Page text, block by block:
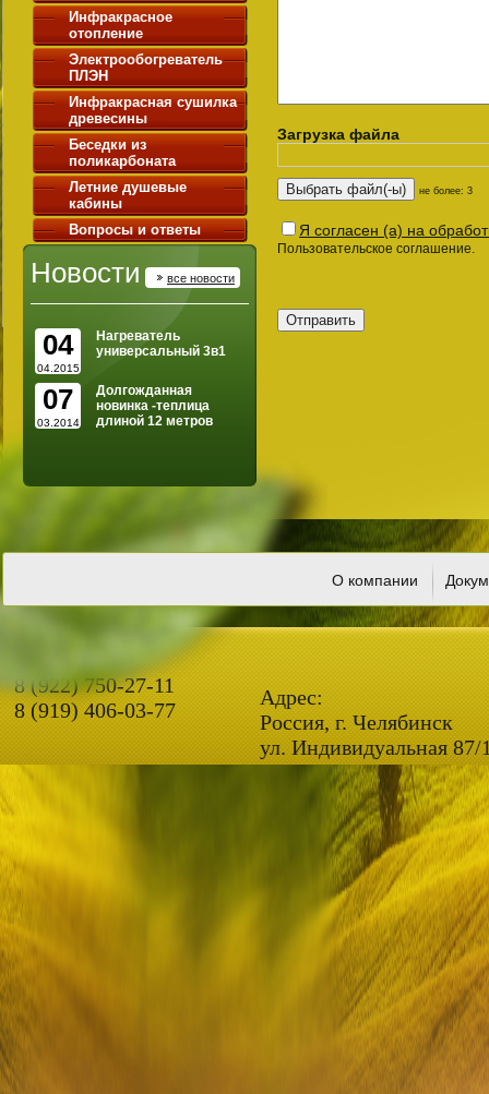
Инфракрасное
отопление
Электрообогреватель
ПЛЭH
Инфракрасная сушилка
древесины
Беседки из
поликарбоната
Летние душевые
кабины
Вопросы и ответы
Новости все новости
04
04.2015
Нагреватель
универсальный 3в1
07
03.2014
Долгожданная
новинка -теплица
длиной 12 метров
Загрузка файла
не более: 3
Я согласен (а) на
Пользовательское соглашение.
О компании
8 (922) 750-27-11
8 (919) 406-03-77
Адрес:
Россия, г. Челябинск
ул. Индивидуальная 87/